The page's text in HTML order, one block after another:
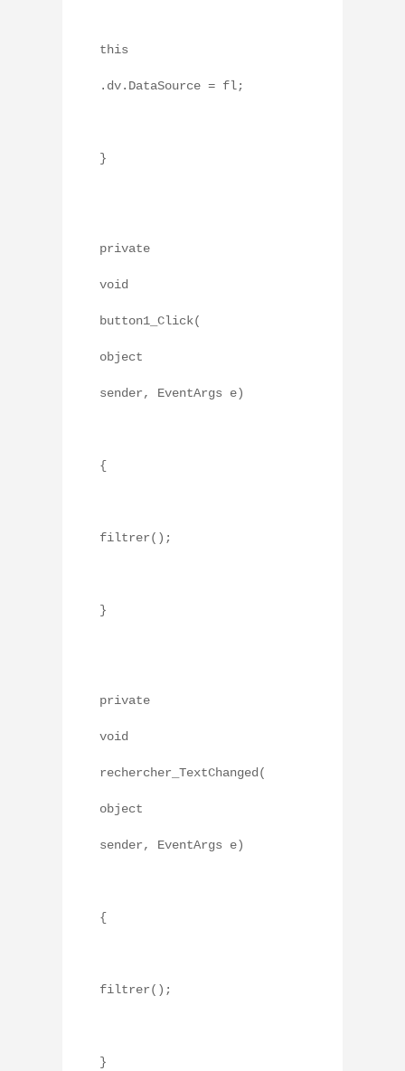
this
.dv.DataSource = fl;
}
private
void
button1_Click(
object
sender, EventArgs e)
{
filtrer();
}
private
void
rechercher_TextChanged(
object
sender, EventArgs e)
{
filtrer();
}